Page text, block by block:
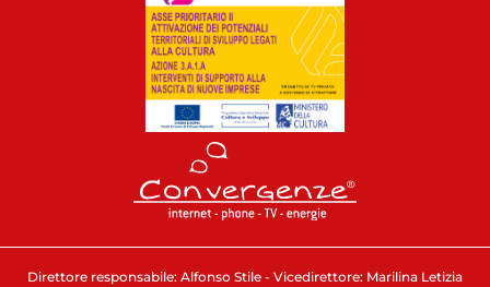
Direttore responsabile: Alfonso Stile - Vicedirettore: Marilina Letizia